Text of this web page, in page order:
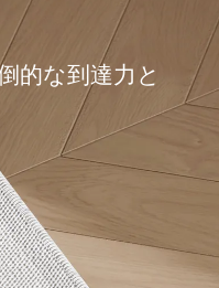
的な到達力と